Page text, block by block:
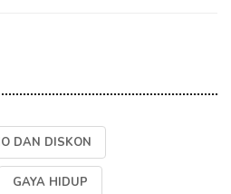
DAN DISKON
GAYA HIDUP